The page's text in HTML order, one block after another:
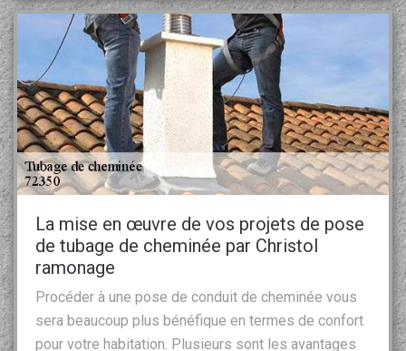
La mise en œuvre de vos projets de pose
de tubage de cheminée par Christol
ramonage
Procéder à une pose de conduit de cheminée vous
sera beaucoup plus bénéfique en termes de confort
pour votre habitation. Plusieurs sont les avantages